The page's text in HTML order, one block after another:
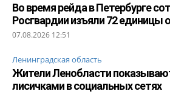
Во время рейда в Петербурге
Росгвардии изъяли 72 единицы
07.08.2026 12:51
Ленинградская область
Жители Ленобласти
лисичками в социальных сетях